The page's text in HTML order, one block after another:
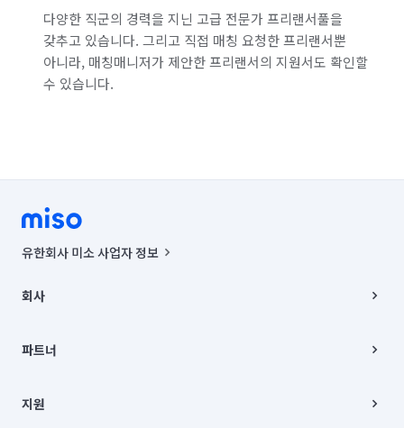
다양한 직군의 경력을 지닌 고급 전문가 프리랜서풀을
갖추고 있습니다. 그리고 직접 매칭 요청한 프리랜서뿐
아니라, 매칭매니저가 제안한 프리랜서의 지원서도 확인할
수 있습니다.
유한회사 미소 사업자 정보
00019 |
주소 | 본사: 서울특별시 종로구 율곡로 6(중학동, 트윈트리빌딩) B동 5층
컨택센터 : 서울특별시 종로구 수송동 율곡로 24, 7층, 8층 미소
상품, 상품정보, 거래에 관한 의무와 책임은 거래당사자에게 있습니다.
언론 보도 관련 문의:
회사
채용
파트너
이사
지원